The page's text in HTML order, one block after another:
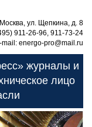
ул. Щепкина, д. 8
911-26-96, 911-73-24
mail: energo-pro@mail.ru
журналы и
лицо